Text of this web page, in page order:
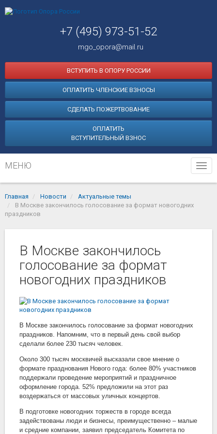
+7 (495) 973-51-52
mgo_opora@mail.ru
ВСТУПИТЬ В ОПОРУ РОССИИ
ОПЛАТИТЬ ЧЛЕНСКИЕ ВЗНОСЫ
СДЕЛАТЬ ПОЖЕРТВОВАНИЕ
ОПЛАТИТЬ
ВСТУПИТЕЛЬНЫЙ ВЗНОС
МЕНЮ
Главная Новости
Актуальные темы
В Москве закончилось голосование за формат новогодних
праздников
В Москве закончилось
голосование за формат
новогодних праздников
В Москве закончилось голосование за формат новогодних
праздников. Напомним, что в первый день свой выбор
сделали более 230 тысяч человек.
Около 300 тысяч москвичей высказали свое мнение о
формате празднования Нового года: более 80% участников
поддержали проведение мероприятий и праздничное
оформление города. 52% предложили на этот раз
воздержаться от массовых уличных концертов.
В подготовке новогодних торжеств в городе всегда
задействованы люди и бизнесы, преимущественно – малые
и средние компании, заявил председатель Комитета по